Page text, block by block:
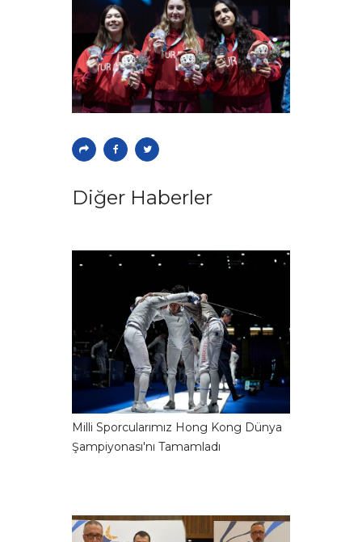
Diğer Haberler
Milli Sporcularımız Hong Kong Dünya
Şampiyonası'nı Tamamladı